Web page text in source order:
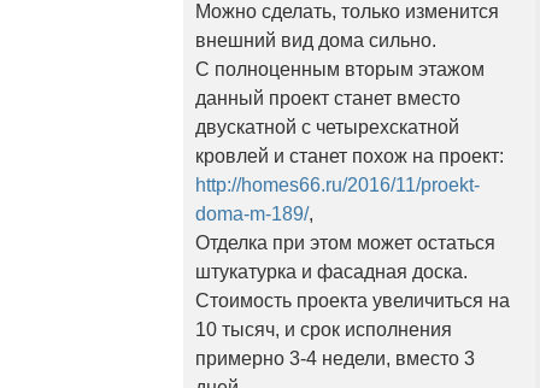
Можно сделать, только изменится
внешний вид дома сильно.
С полноценным вторым этажом
данный проект станет вместо
двускатной с четырехскатной
кровлей и станет похож на проект:
http://homes66.ru/2016/11/proekt-
doma-m-189/,
Отделка при этом может остаться
штукатурка и фасадная доска.
Стоимость проекта увеличиться на
10 тысяч, и срок исполнения
примерно 3-4 недели, вместо 3